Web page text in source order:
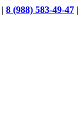
| 8 (988) 583-49-47 |